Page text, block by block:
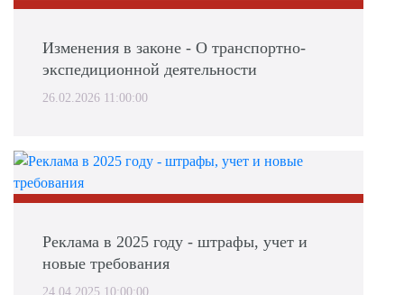
Изменения в законе - О транспортно-
экспедиционной деятельности
26.02.2026 11:00:00
Реклама в 2025 году - штрафы, учет и
новые требования
24.04.2025 10:00:00